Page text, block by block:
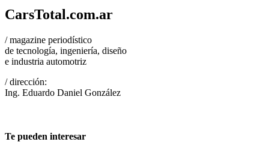
CarsTotal.com.ar
/ magazine periodístico
de tecnología, ingeniería, diseño
e industria automotriz
/ dirección:
Ing. Eduardo Daniel González
Te pueden interesar